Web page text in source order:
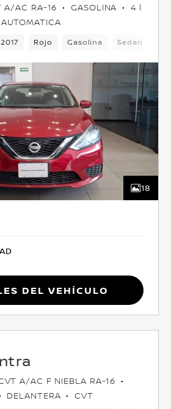
A/AC RA-16 GASOLINA
4 l
AUTOMATICA
Rojo Gasolina Sedan
18
del vehículo
A/AC F NIEBLA RA-16
DELANTERA CVT